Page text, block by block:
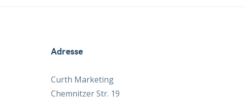
Adresse
Curth Marketing
Chemnitzer Str. 19